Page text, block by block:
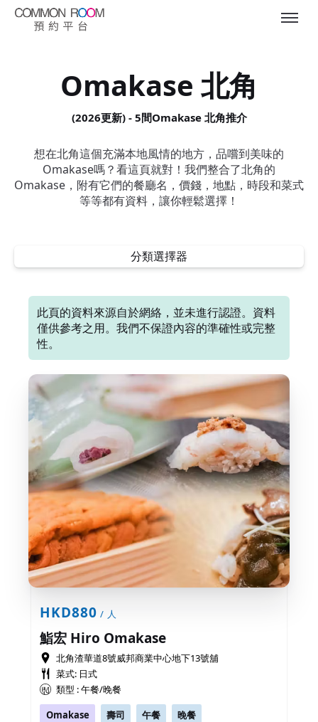
Omakase 北角
(2026更新) - 5間Omakase 北角推介
想在北角這個充滿本地風情的地方，品嚐到美味的
Omakase嗎？看這頁就對！我們整合了北角的
Omakase，附有它們的餐廳名，價錢，地點，時段和菜式
等等都有資料，讓你輕鬆選擇！
分類選擇器
此頁的資料來源自於網絡，並未進行認證。資料
僅供參考之用。我們不保證內容的準確性或完整
性。
HKD880 / 人
鮨宏 Hiro Omakase
北角渣華道8號威邦商業中心地下13號舖
菜式: 日式
類型 : 午餐/晚餐
Omakase
壽司 午餐 晚餐